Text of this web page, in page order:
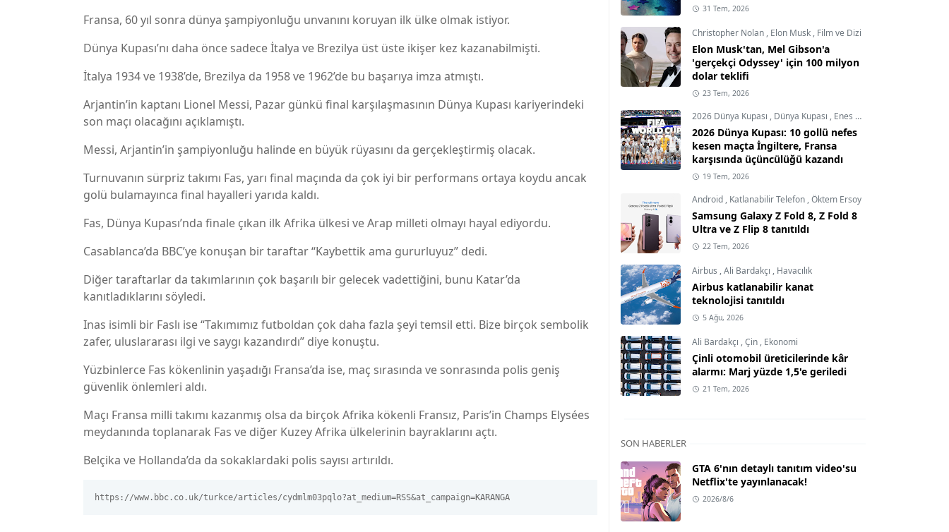
Fransa, 60 yıl sonra dünya şampiyonluğu unvanını koruyan ilk ülke olmak istiyor.
Dünya Kupası’nı daha önce sadece İtalya ve Brezilya üst üste ikişer kez kazanabilmişti.
İtalya 1934 ve 1938’de, Brezilya da 1958 ve 1962’de bu başarıya imza atmıştı.
Arjantin’in kaptanı Lionel Messi, Pazar günkü final karşılaşmasının Dünya Kupası kariyerindeki
son maçı olacağını açıklamıştı.
Messi, Arjantin’in şampiyonluğu halinde en büyük rüyasını da gerçekleştirmiş olacak.
Turnuvanın sürpriz takımı Fas, yarı final maçında da çok iyi bir performans ortaya koydu ancak
golü bulamayınca final hayalleri yarıda kaldı.
Fas, Dünya Kupası’nda finale çıkan ilk Afrika ülkesi ve Arap milleti olmayı hayal ediyordu.
Casablanca’da BBC’ye konuşan bir taraftar “Kaybettik ama gururluyuz” dedi.
Diğer taraftarlar da takımlarının çok başarılı bir gelecek vadettiğini, bunu Katar’da
kanıtladıklarını söyledi.
Inas isimli bir Faslı ise “Takımımız futboldan çok daha fazla şeyi temsil etti. Bize birçok sembolik
zafer, uluslararası ilgi ve saygı kazandırdı” diye konuştu.
Yüzbinlerce Fas kökenlinin yaşadığı Fransa’da ise, maç sırasında ve sonrasında polis geniş
güvenlik önlemleri aldı.
Maçı Fransa milli takımı kazanmış olsa da birçok Afrika kökenli Fransız, Paris’in Champs Elysées
meydanında toplanarak Fas ve diğer Kuzey Afrika ülkelerinin bayraklarını açtı.
Belçika ve Hollanda’da da sokaklardaki polis sayısı artırıldı.
https://www.bbc.co.uk/turkce/articles/cydmlm03pqlo?at_medium=RSS&at_campaign=KARANGA
31 Tem, 2026
Christopher Nolan , Elon Musk , Film ve Dizi
Elon Musk'tan, Mel Gibson'a
'gerçekçi Odyssey' için 100 milyon
dolar teklifi
23 Tem, 2026
2026 Dünya Kupası , Dünya Kupası , Enes Demircioğlu
2026 Dünya Kupası: 10 gollü nefes
kesen maçta İngiltere, Fransa
karşısında üçüncülüğü kazandı
19 Tem, 2026
Android , Katlanabilir Telefon ,Öktem Ersoy
Samsung Galaxy Z Fold 8, Z Fold 8
Ultra ve Z Flip 8 tanıtıldı
22 Tem, 2026
Airbus ,Ali Bardakçı , Havacılık
Airbus katlanabilir kanat
teknolojisi tanıtıldı
5 Ağu, 2026
Ali Bardakçı ,Çin , Ekonomi
Çinli otomobil üreticilerinde kâr
alarmı: Marj yüzde 1,5'e geriledi
21 Tem, 2026
SON HABERLER
GTA 6'nın detaylı tanıtım video'su
Netflix'te yayınlanacak!
2026/8/6